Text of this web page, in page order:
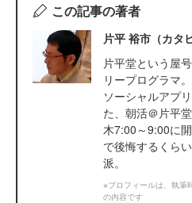
この記事の著者
片平 裕市（カタ
片平堂という屋
リープログラマ
ソーシャルアプ
た、朝活＠片平
木7:00～9:00に
で後悔するくら
派。
※プロフィールは、執筆
の内容です